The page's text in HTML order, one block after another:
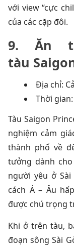
với view “cực
của các cặp đôi.
9. Ăn
tàu
Địa chỉ:
Thời
Tàu Saigon
nghiệm cảm
thành phố về
tưởng dành
người yêu ở
cách Á – Âu
được chú trọng
Khi ở trên tàu,
đoạn sông Sài